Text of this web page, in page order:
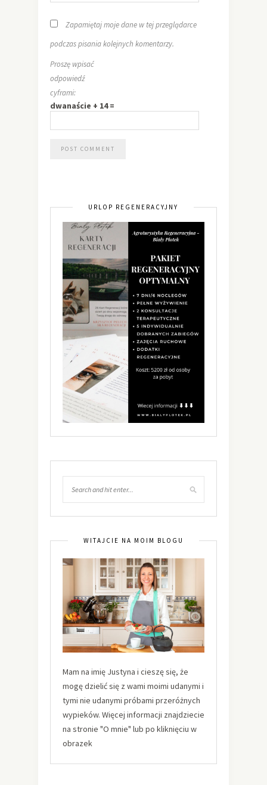
Zapamiętaj moje dane w tej przeglądarce
podczas pisania kolejnych komentarzy.
Proszę wpisać
odpowiedź
cyframi:
dwanaście + 14 =
URLOP REGENERACYJNY
WITAJCIE NA MOIM BLOGU
Mam na imię Justyna i cieszę się, że
mogę dzielić się z wami moimi udanymi i
tymi nie udanymi próbami przeróżnych
wypieków. Więcej informacji znajdziecie
na stronie "O mnie" lub po kliknięciu w
obrazek